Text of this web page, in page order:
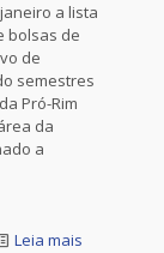
a lista
bolsas de
de
semestres
Pró-Rim
da
a
Leia mais